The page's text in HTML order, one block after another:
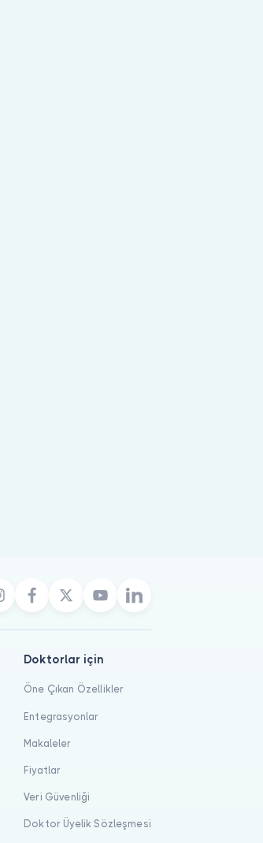
Doktorlar için
Öne Çıkan Özellikler
Entegrasyonlar
Makaleler
Fiyatlar
Veri Güvenliği
Doktor Üyelik Sözleşmesi